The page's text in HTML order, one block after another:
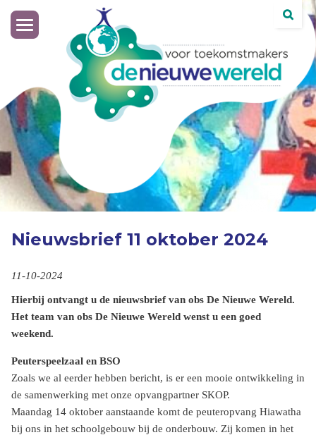
Toggle
navigation
Nieuwsbrief 11 oktober 2024
11-10-2024
Hierbij ontvangt u de nieuwsbrief van obs De Nieuwe Wereld.
Het team van obs De Nieuwe Wereld wenst u een goed
weekend.
Peuterspeelzaal en BSO
Zoals we al eerder hebben bericht, is er een mooie ontwikkeling in
de samenwerking met onze opvangpartner SKOP.
Maandag 14 oktober aanstaande komt de peuteropvang Hiawatha
bij ons in het schoolgebouw bij de onderbouw. Zij komen in het